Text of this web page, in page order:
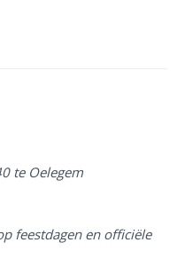
te Oelegem
feestdagen en officiële